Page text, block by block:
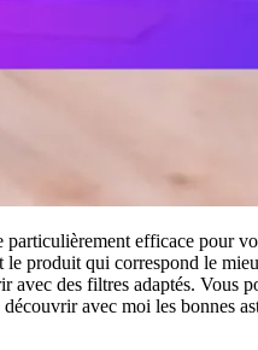
efficace pour
qui correspond le
des filtres adaptés. Vous
avec moi les bonnes